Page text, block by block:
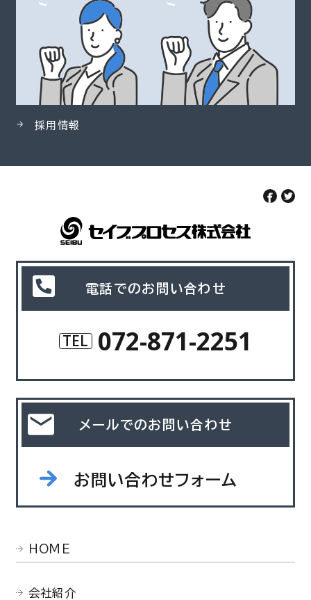
採用情報
電話でのお問い合わせ
TEL 072-871-2251
メールでのお問い合わせ
お問い合わせフォーム
HOME
会社紹介